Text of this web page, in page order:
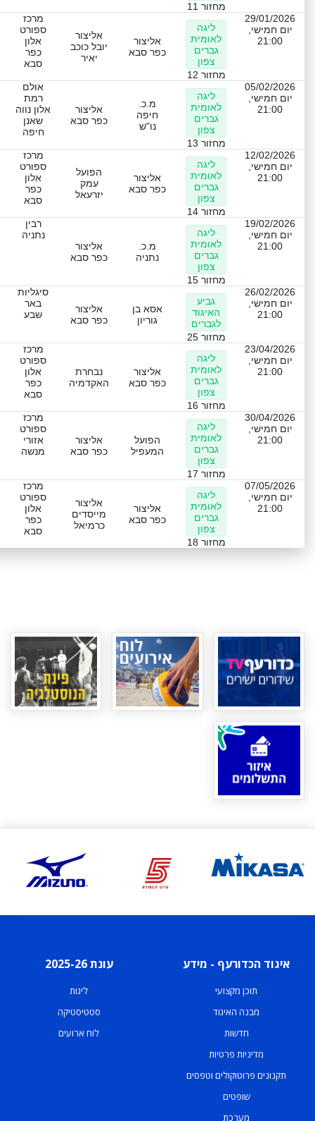
מחזור 11
29/01/2026
יום חמישי,
21:00
ליגה
לאומית
גברים
צפון
מחזור 12
אליצור
כפר סבא
אליצור
יובל כוכב
יאיר
מרכז
ספורט
אלון
כפר
סבא
05/02/2026
יום חמישי,
21:00
ליגה
לאומית
גברים
צפון
מחזור 13
מ.כ.
חיפה
נו"ש
אליצור
כפר סבא
אולם
רמת
אלון נווה
שאנן
חיפה
12/02/2026
יום חמישי,
21:00
ליגה
לאומית
גברים
צפון
מחזור 14
אליצור
כפר סבא
הפועל
עמק
יזרעאל
מרכז
ספורט
אלון
כפר
סבא
19/02/2026
יום חמישי,
21:00
ליגה
לאומית
גברים
צפון
מחזור 15
מ.כ.
נתניה
אליצור
כפר סבא
רבין
נתניה
26/02/2026
יום חמישי,
21:00
גביע
האיגוד
לגברים
מחזור 25
אסא בן
גוריון
אליצור
כפר סבא
סיגליות
באר
שבע
23/04/2026
יום חמישי,
21:00
ליגה
לאומית
גברים
צפון
מחזור 16
אליצור
כפר סבא
נבחרת
האקדמיה
מרכז
ספורט
אלון
כפר
סבא
30/04/2026
יום חמישי,
21:00
ליגה
לאומית
גברים
צפון
מחזור 17
הפועל
המעפיל
אליצור
כפר סבא
מרכז
ספורט
אזורי
מנשה
07/05/2026
יום חמישי,
21:00
ליגה
לאומית
גברים
צפון
מחזור 18
אליצור
כפר סבא
אליצור
מייסדים
כרמיאל
מרכז
ספורט
אלון
כפר
סבא
איגוד הכדורעף - מידע
תוכן מקצועי
מבנה האיגוד
חדשות
מדיניות פרטיות
תקנונים פרוטוקולים וטפסים
שופטים
מערכת
עונת 2025-26
ליגות
סטטיסטיקה
לוח ארועים